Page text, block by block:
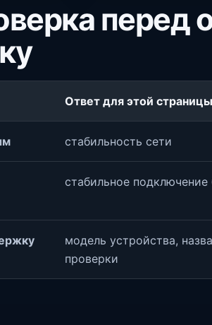
перед
Ответ для этой страницы
стабильность сети
стабильное
модель устройства,
проверки